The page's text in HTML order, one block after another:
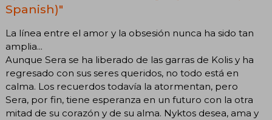
Spanish)"
La línea entre el amor y la obsesión nunca ha sido tan
amplia...
Aunque Sera se ha liberado de las garras de Kolis y ha
regresado con sus seres queridos, no todo está en
calma. Los recuerdos todavía la atormentan, pero
Sera, por fin, tiene esperanza en un futuro con la otra
mitad de su corazón y de su alma. Nyktos desea, ama y